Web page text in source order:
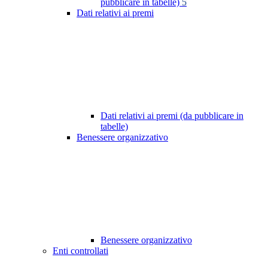
pubblicare in tabelle) 5
Dati relativi ai premi
Dati relativi ai premi (da pubblicare in
tabelle)
Benessere organizzativo
Benessere organizzativo
Enti controllati